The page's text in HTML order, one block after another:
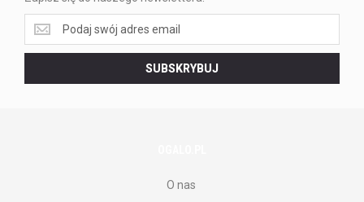
Zapisz
się
do
newslettera.
SUBSKRYBUJ
O nas